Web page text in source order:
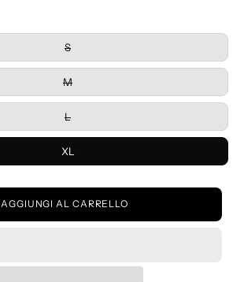
S
M
L
XL
AGGIUNGI AL CARRELLO